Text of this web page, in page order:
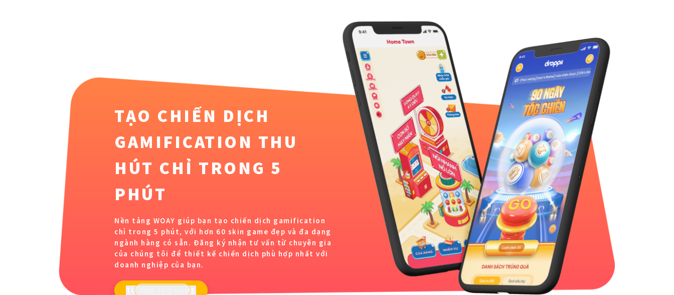
TƯ VẤN TẠO GAME
TẠO CHIẾN DỊCH
GAMIFICATION THU
HÚT CHỈ TRONG 5
PHÚT
Nền tảng WOAY giúp bạn tạo chiến dịch gamification
chỉ trong 5 phút, với hơn 60 skin game đẹp và đa dạng
ngành hàng có sẵn. Đăng ký nhận tư vấn từ chuyên gia
của chúng tôi để thiết kế chiến dịch phù hợp nhất với
doanh nghiệp của bạn.